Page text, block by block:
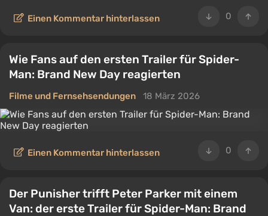
0
Einen Kommentar hinterlassen
Wie Fans auf den ersten Trailer für Spider-
Man: Brand New Day reagierten
Filme und Fernsehsendungen 18 März 2026
0
Einen Kommentar hinterlassen
Der Punisher trifft Peter Parker mit einem
Van: der erste Trailer für Spider-Man: Brand